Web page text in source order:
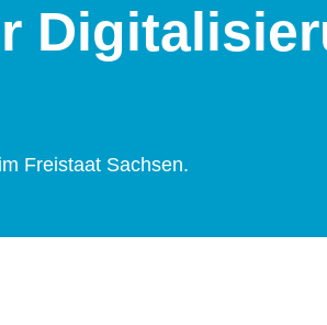
Freistaat Sachsen.